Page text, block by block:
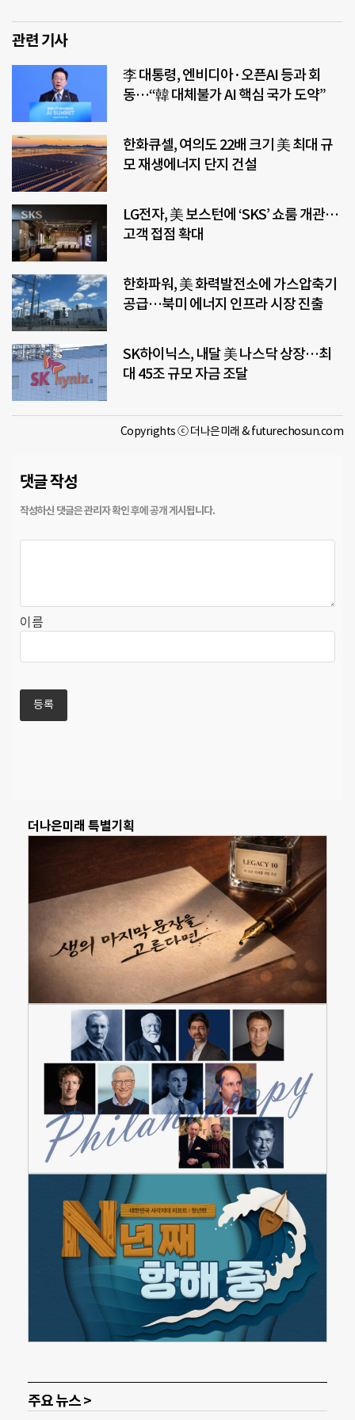
관련 기사
李 대통령, 엔비디아·오픈AI 등과 회
동…“韓 대체불가 AI 핵심 국가 도약”
한화큐셀, 여의도 22배 크기 美 최대 규
모 재생에너지 단지 건설
LG전자, 美 보스턴에 ‘SKS’ 쇼룸 개관…
고객 접점 확대
한화파워, 美 화력발전소에 가스압축기
공급…북미 에너지 인프라 시장 진출
SK하이닉스, 내달 美 나스닥 상장…최
대 45조 규모 자금 조달
Copyrights ⓒ 더나은미래 & futurechosun.com
댓글 작성
이름
더나은미래 특별기획
주요 뉴스 >